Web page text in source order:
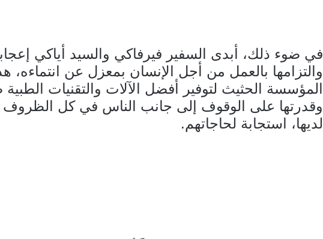
في ضوء ذلك، أبدى السفير فيرفاكي والسيد أياكي
والتزامها بالعمل من أجل الإنسان بمعزل عن
المؤسسة الحثيث لتوفير أفضل الآلات والتقنيات
وقدرتها على الوقوف إلى جانب الناس في كل الظروف
لديها، استجابة لحاجاتهم.